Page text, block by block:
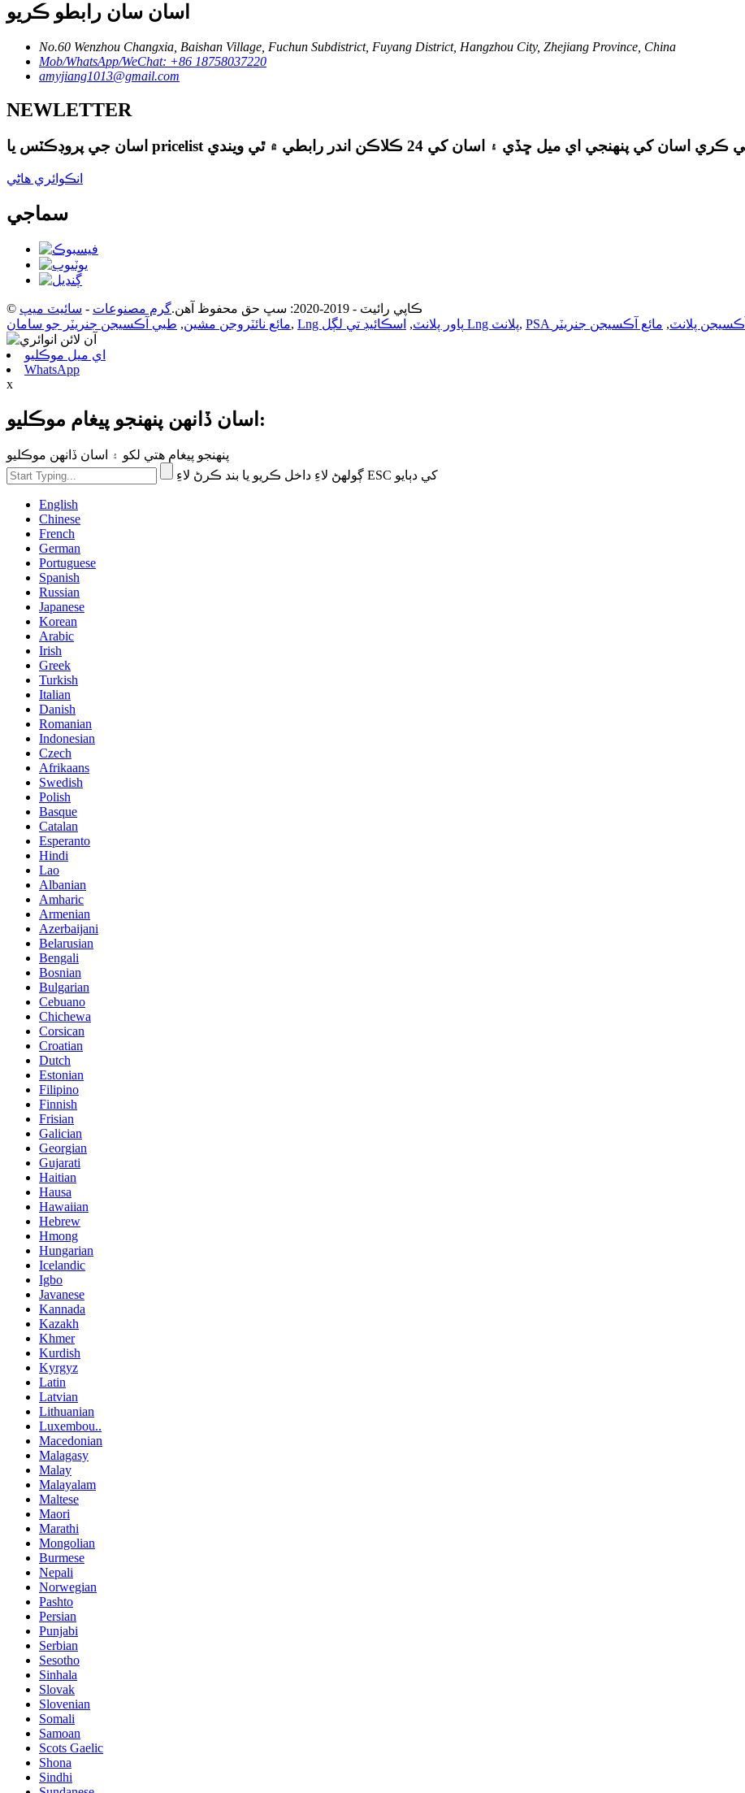
اسان سان رابطو ڪريو
No.60 Wenzhou Changxia, Baishan Village, Fuchun Subdistrict, Fuyang District, Hangzhou City, Zhejiang Province, China
Mob/WhatsApp/WeChat: +86 18758037220
amyjiang1013@gmail.com
NEWLETTER
انڪوائري هاڻي
سماجي
© ڪاپي رائيٽ - 2019-2020: سڀ حق محفوظ آهن. گرم مصنوعات - سائيٽ ميپ
مائع نائٽروجن مشين, طبي آڪسيجن جنريٽر جو سامان , Lng پاور پلانٽ, اسڪائيڊ تي لڳل Lng پلانٽ, PSA آڪسيجن پلانٽ, مائع آڪسيجن جنريٽر
اي ميل موڪليو
WhatsApp
x
اسان ڏانهن پنهنجو پيغام موڪليو:
پنهنجو پيغام هتي لکو ۽ اسان ڏانهن موڪليو
ڳولهڻ لاءِ داخل ڪريو يا بند ڪرڻ لاءِ ESC کي دٻايو
English
Chinese
French
German
Portuguese
Spanish
Russian
Japanese
Korean
Arabic
Irish
Greek
Turkish
Italian
Danish
Romanian
Indonesian
Czech
Afrikaans
Swedish
Polish
Basque
Catalan
Esperanto
Hindi
Lao
Albanian
Amharic
Armenian
Azerbaijani
Belarusian
Bengali
Bosnian
Bulgarian
Cebuano
Chichewa
Corsican
Croatian
Dutch
Estonian
Filipino
Finnish
Frisian
Galician
Georgian
Gujarati
Haitian
Hausa
Hawaiian
Hebrew
Hmong
Hungarian
Icelandic
Igbo
Javanese
Kannada
Kazakh
Khmer
Kurdish
Kyrgyz
Latin
Latvian
Lithuanian
Luxembou..
Macedonian
Malagasy
Malay
Malayalam
Maltese
Maori
Marathi
Mongolian
Burmese
Nepali
Norwegian
Pashto
Persian
Punjabi
Serbian
Sesotho
Sinhala
Slovak
Slovenian
Somali
Samoan
Scots Gaelic
Shona
Sindhi